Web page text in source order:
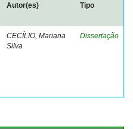
Autor(es) Tipo
CECÍLIO, Mariana
Silva
Dissertação